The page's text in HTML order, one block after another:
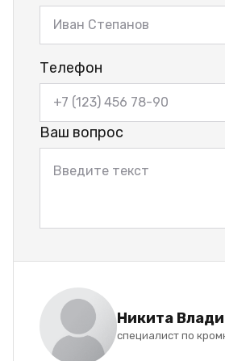
Телефон
Ваш вопрос
Никита
специалист по